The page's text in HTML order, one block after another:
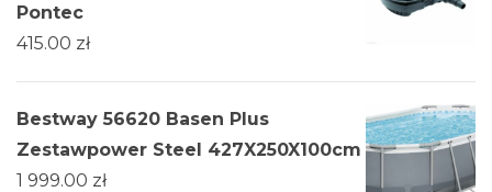
Pontec
415.00 zł
Bestway 56620 Basen Plus
Zestawpower Steel 427X250X100cm
1 999.00 zł